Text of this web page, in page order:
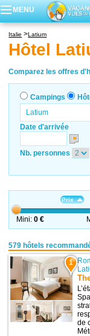
MENU
Italie Latium
Hôtel
Comparez les offres
Campings
Date d'arrivée
Nb. personnes
Prix
Mini: 0 €
579 hôtels
1
de